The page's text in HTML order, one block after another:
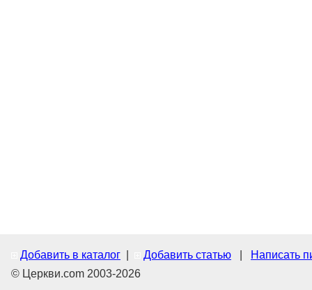
Добавить в каталог Добавить статью
Написать
© Церкви.com 2003-2026